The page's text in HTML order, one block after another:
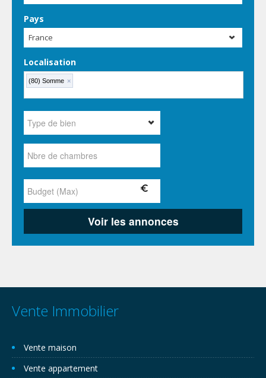
Pays
France
Localisation
(80) Somme ×
Vente Immobilier
Vente maison
Vente appartement